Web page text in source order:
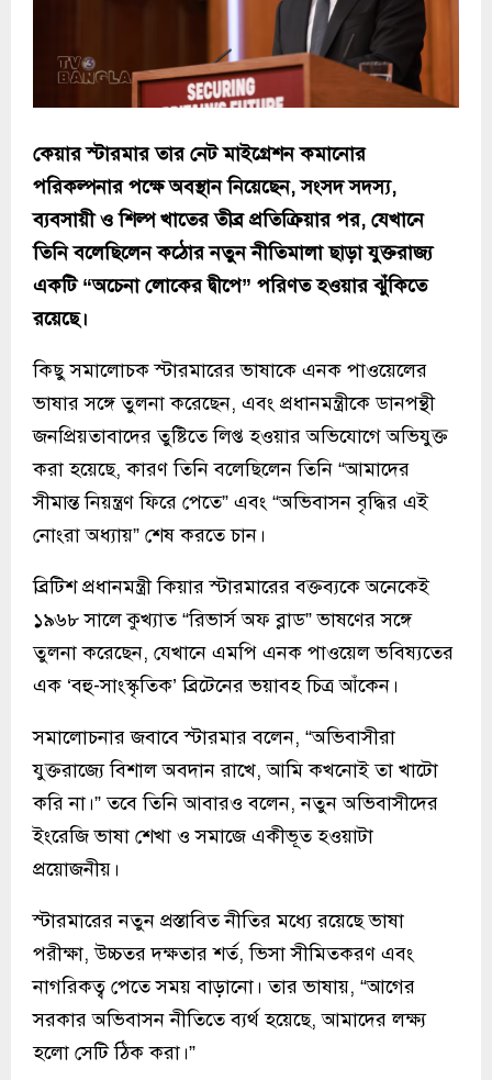
কেয়ার স্টারমার তার নেট মাইগ্রেশন কমানোর
পরিকল্পনার পক্ষে অবস্থান নিয়েছেন, সংসদ সদস্য,
ব্যবসায়ী ও শিল্প খাতের তীব্র প্রতিক্রিয়ার পর, যেখানে
তিনি বলেছিলেন কঠোর নতুন নীতিমালা ছাড়া যুক্তরাজ্য
একটি “অচেনা লোকের দ্বীপে” পরিণত হওয়ার ঝুঁকিতে
রয়েছে।
কিছু সমালোচক স্টারমারের ভাষাকে এনক পাওয়েলের
ভাষার সঙ্গে তুলনা করেছেন, এবং প্রধানমন্ত্রীকে ডানপন্থী
জনপ্রিয়তাবাদের তুষ্টিতে লিপ্ত হওয়ার অভিযোগে অভিযুক্ত
করা হয়েছে, কারণ তিনি বলেছিলেন তিনি “আমাদের
সীমান্ত নিয়ন্ত্রণ ফিরে পেতে” এবং “অভিবাসন বৃদ্ধির এই
নোংরা অধ্যায়” শেষ করতে চান।
ব্রিটিশ প্রধানমন্ত্রী কিয়ার স্টারমারের বক্তব্যকে অনেকেই
১৯৬৮ সালে কুখ্যাত “রিভার্স অফ ব্লাড” ভাষণের সঙ্গে
তুলনা করেছেন, যেখানে এমপি এনক পাওয়েল ভবিষ্যতের
এক ‘বহু-সাংস্কৃতিক’ ব্রিটেনের ভয়াবহ চিত্র আঁকেন।
সমালোচনার জবাবে স্টারমার বলেন, “অভিবাসীরা
যুক্তরাজ্যে বিশাল অবদান রাখে, আমি কখনোই তা খাটো
করি না।” তবে তিনি আবারও বলেন, নতুন অভিবাসীদের
ইংরেজি ভাষা শেখা ও সমাজে একীভূত হওয়াটা
প্রয়োজনীয়।
স্টারমারের নতুন প্রস্তাবিত নীতির মধ্যে রয়েছে ভাষা
পরীক্ষা, উচ্চতর দক্ষতার শর্ত, ভিসা সীমিতকরণ এবং
নাগরিকত্ব পেতে সময় বাড়ানো। তার ভাষায়, “আগের
সরকার অভিবাসন নীতিতে ব্যর্থ হয়েছে, আমাদের লক্ষ্য
হলো সেটি ঠিক করা।”